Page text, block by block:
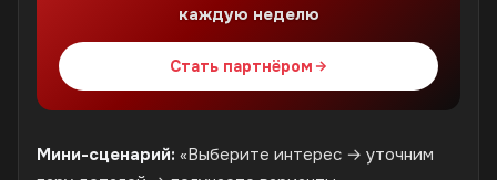
каждую неделю
Стать партнёром
Мини-сценарий: «Выберите интерес → уточним